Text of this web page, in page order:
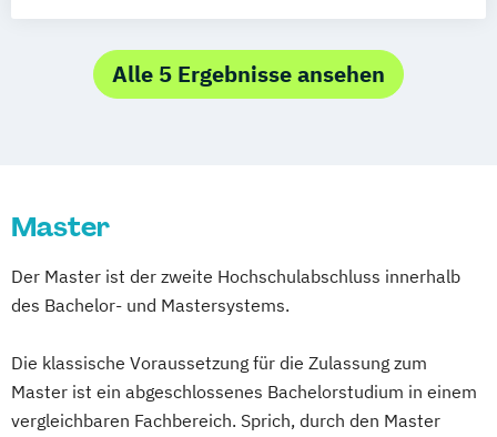
Filmmusik (Meisterschüler)
Medienwissenschaft Montage
Szenografie (Meisterschüler)
Game Development and Research
Handlungsorientierte Medienpädagogik -
Konservierung und Restaurierung von
Markt- und Medienforschung
Medieninformatik
Medientechnologie
Online-Redakteur
Produktdesign und Prozessentwicklung
Alle 5 Ergebnisse ansehen
Master
Der Master ist der zweite Hochschulabschluss innerhalb
des Bachelor- und Mastersystems.
Die klassische Voraussetzung für die Zulassung zum
Master ist ein abgeschlossenes Bachelorstudium in einem
vergleichbaren Fachbereich. Sprich, durch den Master